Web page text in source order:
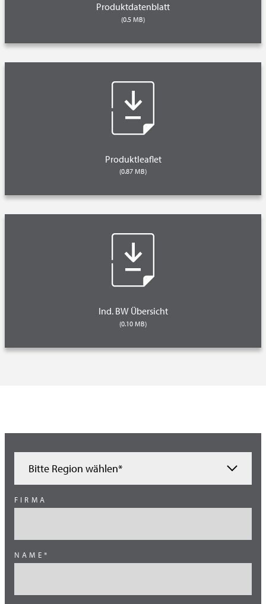
Produktdatenblatt
(0.5 MB)
Produktleaflet
(0.87 MB)
Ind. BW Übersicht
(0.10 MB)
Bitte Region wählen*
China
FIRMA
NAME*